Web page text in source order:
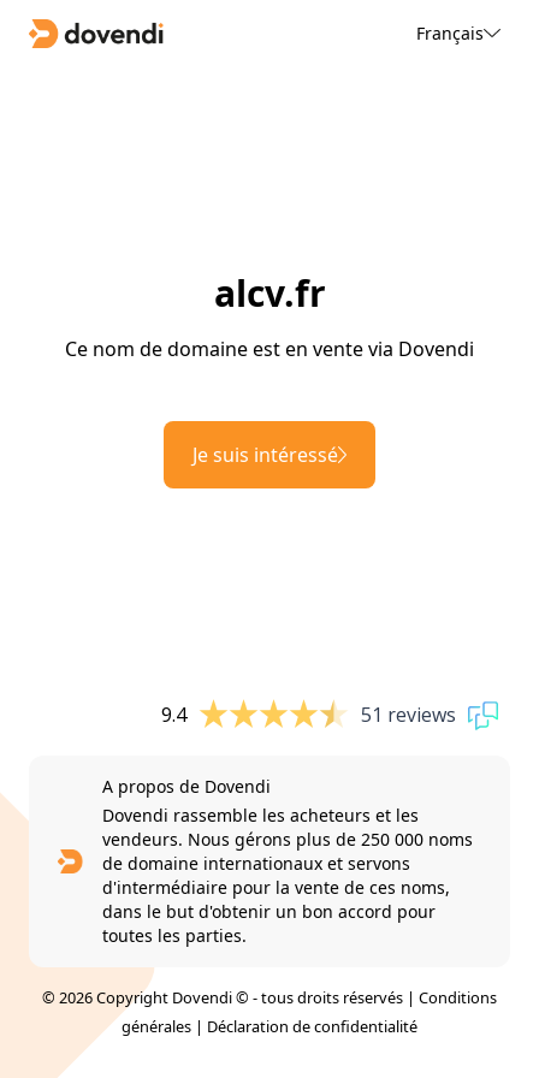
Français
alcv.fr
Ce nom de domaine est en vente via Dovendi
Je suis intéressé
9.4 51 reviews
A propos de Dovendi
Dovendi rassemble les acheteurs et les
vendeurs. Nous gérons plus de 250 000 noms
de domaine internationaux et servons
d'intermédiaire pour la vente de ces noms,
dans le but d'obtenir un bon accord pour
toutes les parties.
© 2026 Copyright Dovendi © - tous droits réservés | Conditions
générales | Déclaration de confidentialité